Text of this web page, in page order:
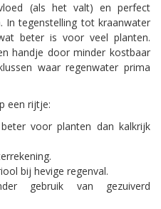
(als het valt) en perfect
In tegenstelling tot kraanwater
beter is voor veel planten.
handje door minder kostbaar
waar regenwater prima
een rijtje:
voor planten dan kalkrijk
bij hevige regenval.
gebruik van gezuiverd